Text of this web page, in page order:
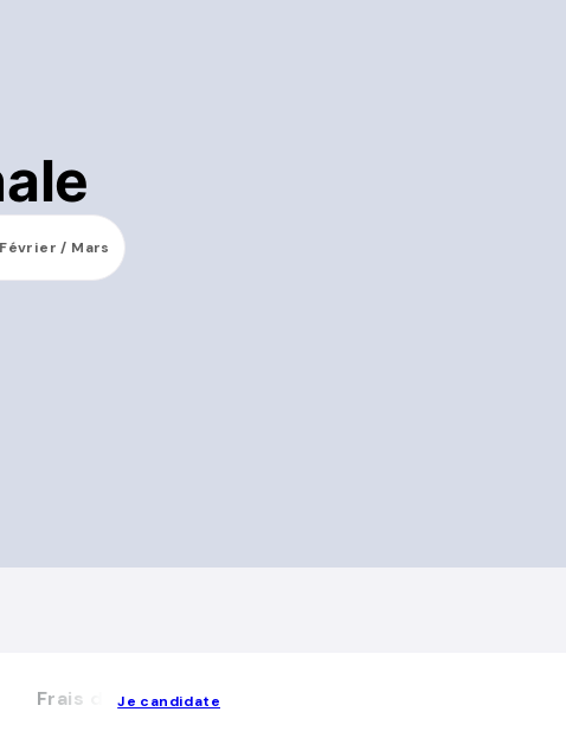
/ Mars
Frais de scolarité
Je candidate